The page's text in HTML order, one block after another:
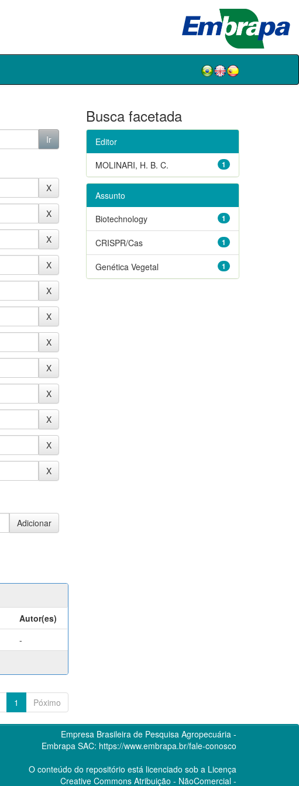
Autor(es)
-
1 Póximo
Busca facetada
Editor
1
MOLINARI, H. B. C.
Assunto
1
Biotechnology
1
CRISPR/Cas
1
Genética Vegetal
Empresa Brasileira de Pesquisa Agropecuária -
Embrapa SAC: https://www.embrapa.br/fale-conosco
O conteúdo do repositório está licenciado sob a Licença
Creative CommonsAtribuição - NãoComercial -